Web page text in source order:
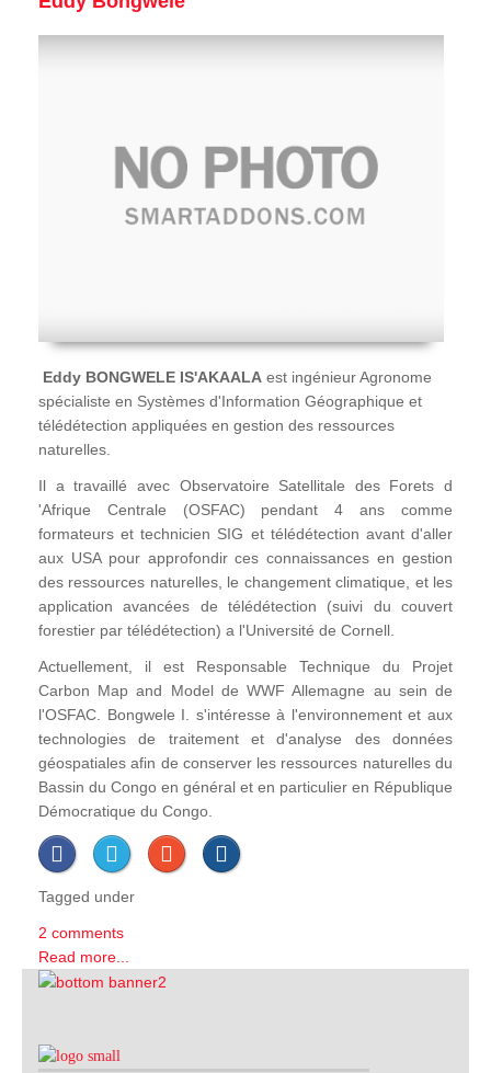
Eddy BONGWELE IS'AKAALA est ingénieur Agronome
spécialiste en Systèmes d'Information Géographique et
télédétection appliquées en gestion des ressources
naturelles.
Il a travaillé avec Observatoire Satellitale des Forets d
'Afrique Centrale (OSFAC) pendant 4 ans comme
formateurs et technicien SIG et télédétection avant d'aller
aux USA pour approfondir ces connaissances en gestion
des ressources naturelles, le changement climatique, et les
application avancées de télédétection (suivi du couvert
forestier par télédétection) a l'Université de Cornell.
Actuellement, il est Responsable Technique du Projet
Carbon Map and Model de WWF Allemagne au sein de
l'OSFAC. Bongwele I. s'intéresse à l'environnement et aux
technologies de traitement et d'analyse des données
géospatiales afin de conserver les ressources naturelles du
Bassin du Congo en général et en particulier en République
Démocratique du Congo.
Tagged under
2 comments
Read more...